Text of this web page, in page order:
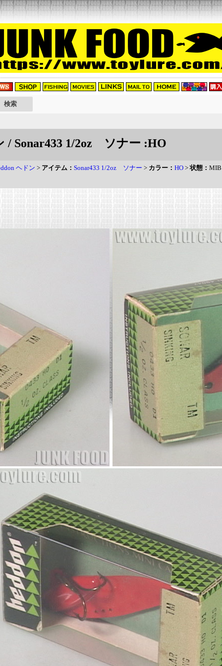
/ Sonar433 1/2oz ソナー :HO
ヘドン > アイテム： Sonar433 1/2oz ソナー > カラー： HO >状態： MIB